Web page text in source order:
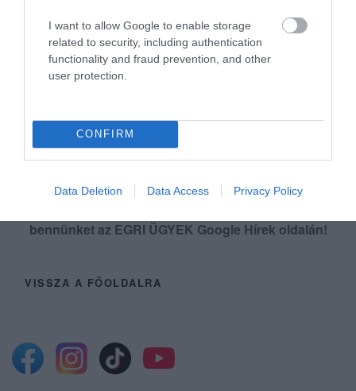
I want to allow Google to enable storage
related to security, including authentication
functionality and fraud prevention, and other
user protection.
CONFIRM
Data Deletion Data Access Privacy Policy
közgyűlésen egy olyan előterjesztést
készülnek elfogadni, amely egyebek közt
olyanokat ír le, miszerint: - - - (...)
bennünket az EGRI ÜGYEK Google Hírek oldalán!
VISSZA A FŐOLDALRA